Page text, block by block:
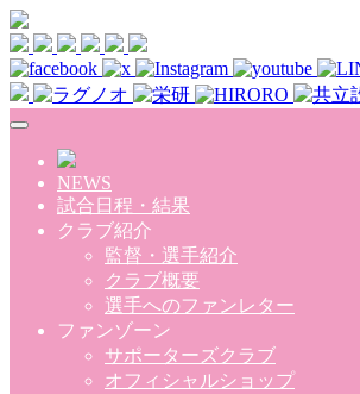
Skip to main content
NEWS
試合日程・結果
クラブ紹介
監督・選手紹介
クラブ概要
選手へのファンレター
ファンゾーン
サポーターズクラブ
オフィシャルショップ